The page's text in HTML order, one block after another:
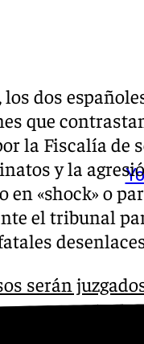
dos
que
la Fiscalía de
y la
en «shock» o
el tribunal
serán